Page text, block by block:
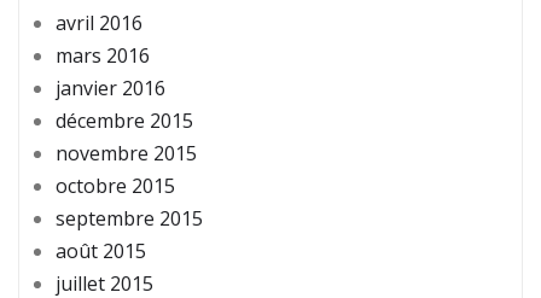
avril 2016
mars 2016
janvier 2016
décembre 2015
novembre 2015
octobre 2015
septembre 2015
août 2015
juillet 2015